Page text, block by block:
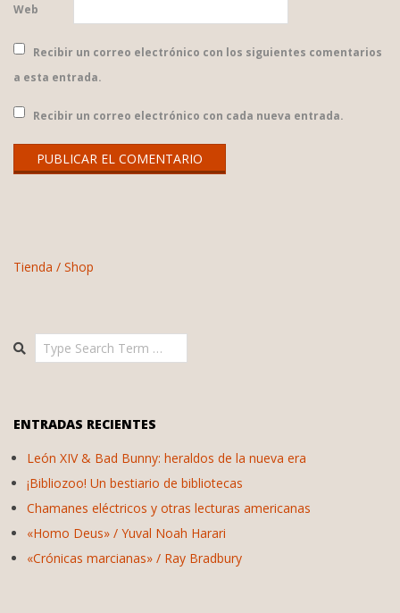
Web
Recibir un correo electrónico con los siguientes comentarios
a esta entrada.
Recibir un correo electrónico con cada nueva entrada.
Tienda / Shop
Search
ENTRADAS RECIENTES
León XIV & Bad Bunny: heraldos de la nueva era
¡Bibliozoo! Un bestiario de bibliotecas
Chamanes eléctricos y otras lecturas americanas
«Homo Deus» / Yuval Noah Harari
«Crónicas marcianas» / Ray Bradbury